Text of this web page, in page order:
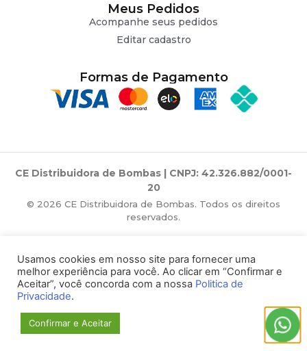
Meus Pedidos
Acompanhe seus pedidos
Editar cadastro
Formas de Pagamento
CE Distribuidora de Bombas | CNPJ: 42.326.882/0001-
20
© 2026 CE Distribuidora de Bombas. Todos os direitos
reservados.
Usamos cookies em nosso site para fornecer uma
melhor experiência para você. Ao clicar em “Confirmar e
Aceitar”, você concorda com a nossa Politica de
Privacidade.
Confirmar e Aceitar